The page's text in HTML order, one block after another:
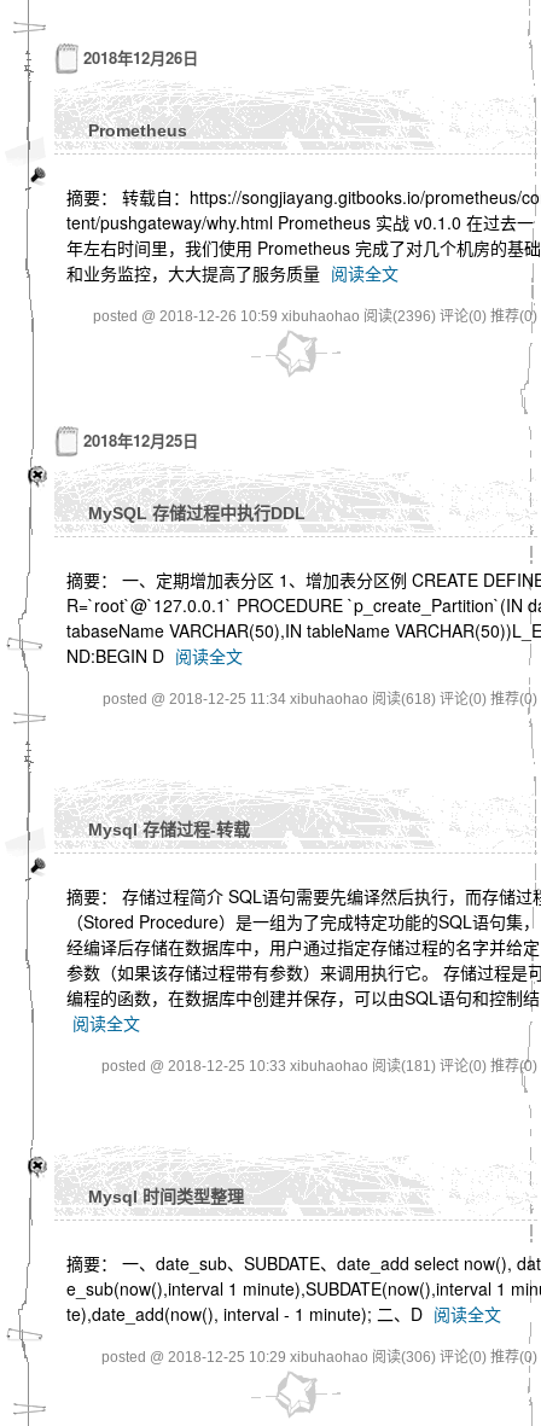
2018年12月26日
Prometheus
摘要： 转载自：https://songjiayang.gitbooks.io/prometheus/
tent/pushgateway/why.html Prometheus 实战 v0.1.0 在过去一
年左右时间里，我们使用 Prometheus 完成了对几个机房的基础
和业务监控，大大提高了服务质量 阅读全文
posted @ 2018-12-26 10:59 xibuhaohao 阅读(2396) 评论(0) 推荐(0)
2018年12月25日
MySQL 存储过程中执行DDL
摘要： 一、定期增加表分区 1、增加表分区例 CREATE
R=`root`@`127.0.0.1` PROCEDURE `p_create_Partition`(IN
tabaseName VARCHAR(50),IN tableName VARCHAR(50))L_E
ND:BEGIN D 阅读全文
posted @ 2018-12-25 11:34 xibuhaohao 阅读(618) 评论(0) 推荐(0)
Mysql 存储过程-转载
摘要： 存储过程简介 SQL语句需要先编译然后执行，而存储过
（Stored Procedure）是一组为了完成特定功能的SQL语句集，
经编译后存储在数据库中，用户通过指定存储过程的名字并给定
参数（如果该存储过程带有参数）来调用执行它。 存储过程是
编程的函数，在数据库中创建并保存，可以由SQL语句和控制结
阅读全文
posted @ 2018-12-25 10:33 xibuhaohao 阅读(181) 评论(0) 推荐(0)
Mysql 时间类型整理
摘要： 一、date_sub、SUBDATE、date_add select now(), dat
e_sub(now(),interval 1 minute),SUBDATE(now(),interval 1
te),date_add(now(), interval - 1 minute); 二、D 阅读全文
posted @ 2018-12-25 10:29 xibuhaohao 阅读(306) 评论(0) 推荐(0)